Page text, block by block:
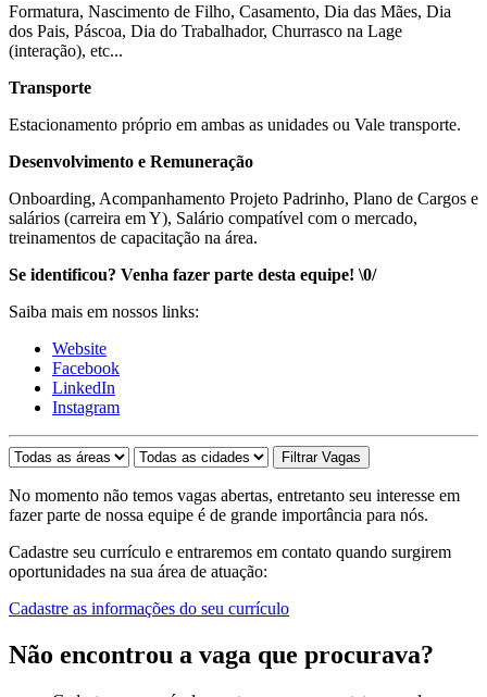
Formatura, Nascimento de Filho, Casamento, Dia das Mães, Dia
dos Pais, Páscoa, Dia do Trabalhador, Churrasco na Lage
(interação), etc...
Transporte
Estacionamento próprio em ambas as unidades ou Vale transporte.
Desenvolvimento e Remuneração
Onboarding, Acompanhamento Projeto Padrinho, Plano de Cargos e
salários (carreira em Y), Salário compatível com o mercado,
treinamentos de capacitação na área.
Se identificou? Venha fazer parte desta equipe! \0/
Saiba mais em nossos links:
Website
Facebook
LinkedIn
Instagram
No momento não temos vagas abertas, entretanto seu interesse em
fazer parte de nossa equipe é de grande importância para nós.
Cadastre seu currículo e entraremos em contato quando surgirem
oportunidades na sua área de atuação:
Cadastre as informações do seu currículo
Não encontrou a vaga que procurava?